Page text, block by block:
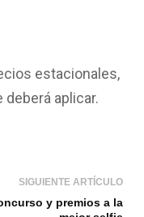
estacionales,
aplicar.
SIGUIENTE ARTÍCULO
y premios a la